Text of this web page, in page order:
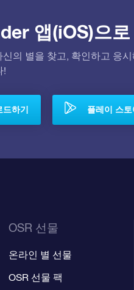
앱(iOS)으
의 별을 찾고, 확인하고 응시
!
드하기 플레이 스
OSR 선물
온라인 별 선물
OSR 선물 팩